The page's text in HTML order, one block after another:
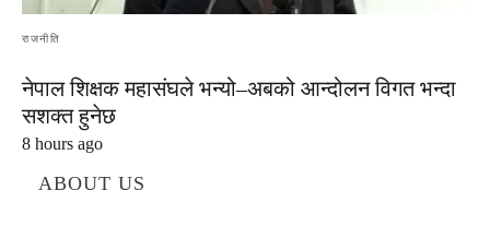
राजनीति
नेपाल शिक्षक महासंघले भन्यो–अबको आन्दोलन विगत भन्दा
सशक्त हुनेछ
8 hours ago
ABOUT US